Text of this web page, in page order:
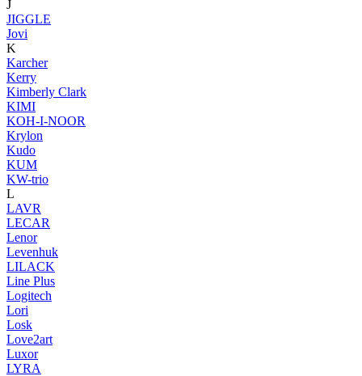
J
JIGGLE
Jovi
K
Karcher
Kerry
Kimberly Clark
KIMI
KOH-I-NOOR
Krylon
Kudo
KUM
KW-trio
L
LAVR
LECAR
Lenor
Levenhuk
LILACK
Line Plus
Logitech
Lori
Losk
Love2art
Luxor
LYRA